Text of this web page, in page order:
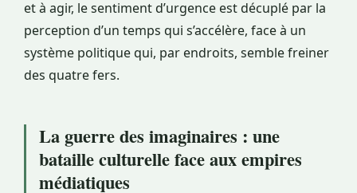
et à agir, le sentiment d’urgence est décuplé par la
perception d’un temps qui s’accélère, face à un
système politique qui, par endroits, semble freiner
des quatre fers.
La guerre des imaginaires : une
bataille culturelle face aux empires
médiatiques